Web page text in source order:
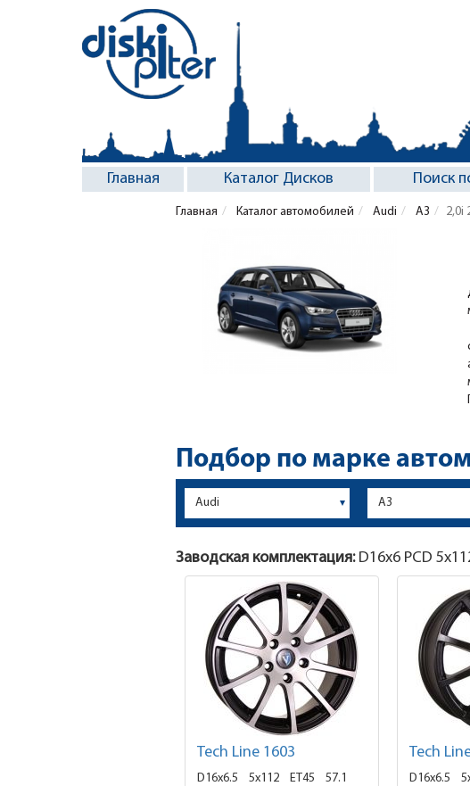
Главная Каталог Дисков Поиск
Главная Каталог автомобилей Audi A3 2,0i
Подбор по марке
Заводская комплектация: D16x6 PCD
Tech Line 1603
D16x6.5 5x112 ET45
57.1
Tech
D16x6.5